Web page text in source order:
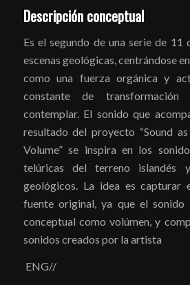
Descripción conceptual
Es el segundo de una serie de
escenas geológicas, centrándose
como una fuerza orgánica y
constante de
contemplar. El sonido que
resultado del proyecto “Sound as
Volume” se inspira en los
telúricas del terreno islandés
geológicos. La idea es capturar
fuente original, ya que el sonido
conceptual como volúmen, y
sonidos creados por la artista
ENG//